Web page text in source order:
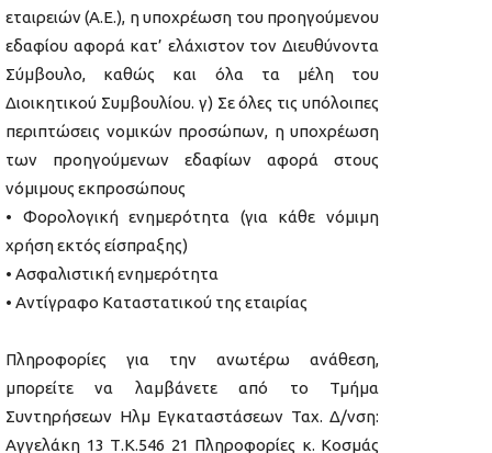
εταιρειών (Α.Ε.), η υποχρέωση του προηγούμενου
εδαφίου αφορά κατ’ ελάχιστον τον Διευθύνοντα
Σύμβουλο, καθώς και όλα τα μέλη του
Διοικητικού Συμβουλίου. γ) Σε όλες τις υπόλοιπες
περιπτώσεις νομικών προσώπων, η υποχρέωση
των προηγούμενων εδαφίων αφορά στους
νόμιμους εκπροσώπους
• Φορολογική ενημερότητα (για κάθε νόμιμη
χρήση εκτός είσπραξης)
• Ασφαλιστική ενημερότητα
• Αντίγραφο Καταστατικού της εταιρίας
Πληροφορίες για την ανωτέρω ανάθεση,
μπορείτε να λαμβάνετε από το Τμήμα
Συντηρήσεων Ηλμ Εγκαταστάσεων Ταχ. Δ/νση:
Αγγελάκη 13 Τ.Κ.546 21 Πληροφορίες κ. Κοσμάς